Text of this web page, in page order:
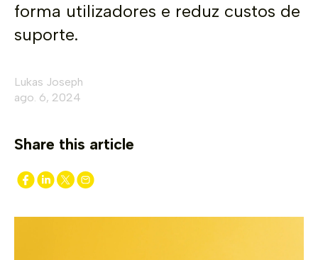
forma utilizadores e reduz custos de
suporte.
Lukas Joseph
ago. 6, 2024
Share this article